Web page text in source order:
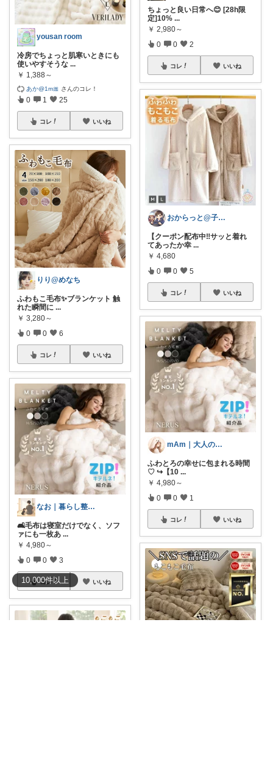
10,000件以上
yousan room
冷房でちょっと肌寒いときにも
使いやすそうな ...
￥ 1,388～
あか@1m🎀 さんのコレ！
0 1 25
コレ いいね
りり@めなち
ふわもこ毛布✨️ブランケット 触
れた瞬間に ...
￥ 3,280～
0 0 6
コレ いいね
なお｜暮らし整えROOM｜犬もいます🐕
🛋️毛布は寝室だけでなく、ソフ
ァにも一枚あ ...
￥ 4,980～
0 0 3
コレ いいね
ちょっと良い日常へ😊 [28h限
定]10% ...
￥ 2,980～
0 0 2
コレ いいね
おからっと@子育てに余裕を✨
【クーポン配布中‼️サッと着れ
てあったか幸 ...
￥ 4,680
0 0 5
コレ いいね
mAm｜大人のご褒美セレクト
ふわとろの幸せに包まれる時間
♡ ↪︎【10 ...
￥ 4,980～
0 0 1
コレ いいね